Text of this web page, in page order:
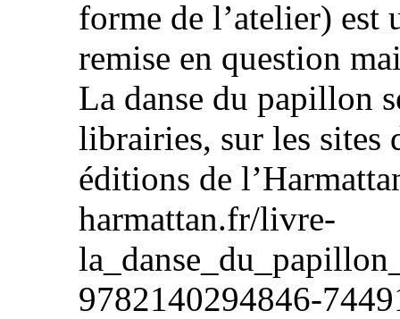
forme de l’atelier) est
remise en question
La danse du papillon
librairies, sur les sites
éditions de
harmattan.fr/livre-